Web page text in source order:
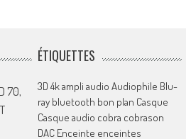
70,
ÉTIQUETTES
3D 4kampli audio Audiophile Blu-
ray bluetooth bon plan Casque
Casque audio cobra cobrason
DAC Enceinte enceintes